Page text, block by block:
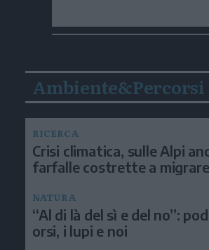
Ambiente&Percorsi
RICERCA
Crisi climatica, sulle Alpi
farfalle costrette a migrare
NATURA
“Al di là del sì e del no”:
orsi, i lupi e noi